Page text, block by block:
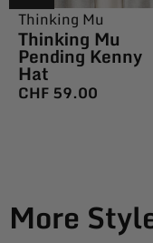
Thinking Mu
Thinking Mu
Pending Kenny
Hat
CHF59.00
More